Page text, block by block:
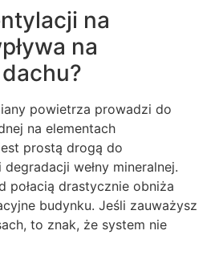
na
na
powietrza prowadzi do
na elementach
prostą drogą do
wełny mineralnej.
połacią drastycznie obniża
budynku. Jeśli zauważysz
to znak, że system nie